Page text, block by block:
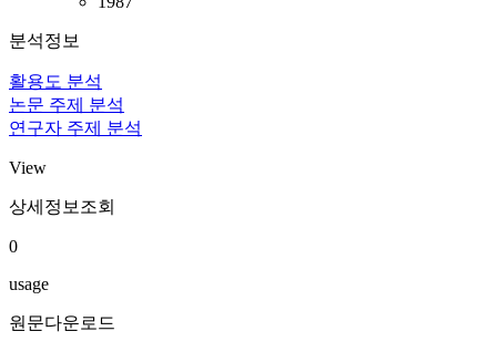
분석정보
활용도 분석
논문 주제 분석
연구자 주제 분석
View
상세정보조회
0
usage
원문다운로드